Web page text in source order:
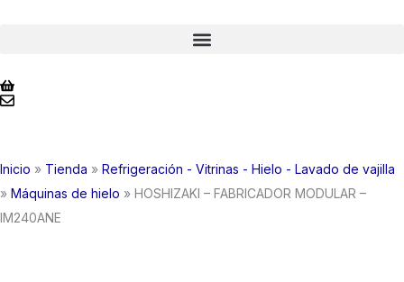
Inicio » Tienda » Refrigeración - Vitrinas - Hielo - Lavado de vajilla
» Máquinas de hielo » HOSHIZAKI – FABRICADOR MODULAR –
IM240ANE